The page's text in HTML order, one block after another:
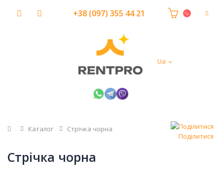
Ua
+38 (097) 355 44 21
Головна
Каталог
Стрічка чорна
Поділитися
Стрічка чорна